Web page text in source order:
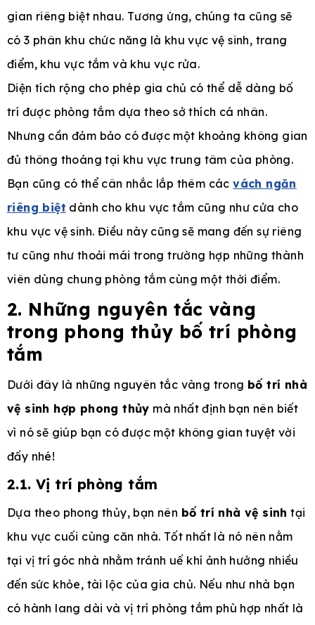
gian riêng biệt nhau. Tương ứng, chúng ta cũng sẽ
có 3 phân khu chức năng là khu vực vệ sinh, trang
điểm, khu vực tắm và khu vực rửa.
Diện tích rộng cho phép gia chủ có thể dễ dàng bố
trí được phòng tắm dựa theo sở thích cá nhân.
Nhưng cần đảm bảo có được một khoảng không gian
đủ thông thoáng tại khu vực trung tâm của phòng.
Bạn cũng có thể cân nhắc lắp thêm cácvách ngăn
riêng biệt dành cho khu vực tắm cũng như cửa cho
khu vực vệ sinh. Điều này cũng sẽ mang đến sự riêng
tư cũng như thoải mái trong trường hợp những thành
viên dùng chung phòng tắm cùng một thời điểm.
2. Những nguyên tắc vàng
trong phong thủy bố trí phòng
tắm
Dưới đây là những nguyên tắc vàng trong bố trí nhà
vệ sinh hợp phong thủy mà nhất định bạn nên biết
vì nó sẽ giúp bạn có được một không gian tuyệt vời
đấy nhé!
2.1. Vị trí phòng tắm
Dựa theo phong thủy, bạn nên bố trí nhà vệ sinh tại
khu vực cuối cùng căn nhà. Tốt nhất là nó nên nằm
tại vị trí góc nhà nhằm tránh uế khí ảnh hưởng nhiều
đến sức khỏe, tài lộc của gia chủ. Nếu như nhà bạn
có hành lang dài và vị trí phòng tắm phù hợp nhất là